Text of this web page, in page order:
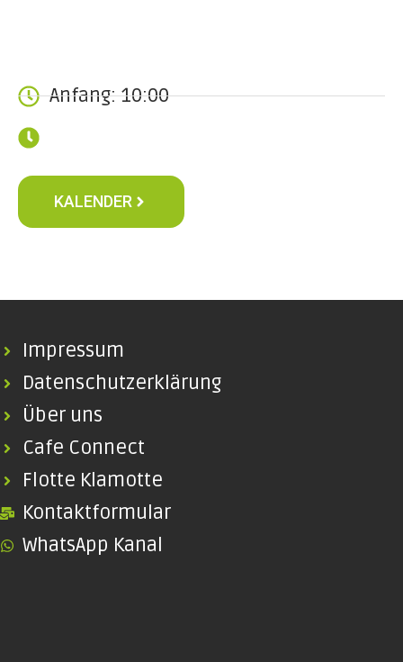
Anfang: 10:00
KALENDER
Impressum
Datenschutzerklärung
Über uns
Cafe Connect
Flotte Klamotte
Kontaktformular
WhatsApp Kanal